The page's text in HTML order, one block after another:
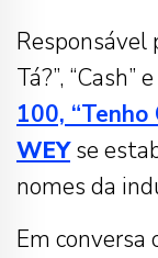
Responsável
Tá?”, “Cash”
100,
WEYse
nomes da
Em conversa